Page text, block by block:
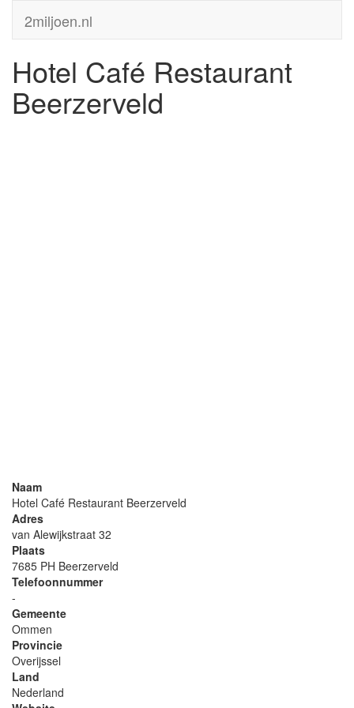
2miljoen.nl
Hotel Café Restaurant
Beerzerveld
Naam
Hotel Café Restaurant Beerzerveld
Adres
van Alewijkstraat 32
Plaats
7685 PH Beerzerveld
Telefoonnummer
-
Gemeente
Ommen
Provincie
Overijssel
Land
Nederland